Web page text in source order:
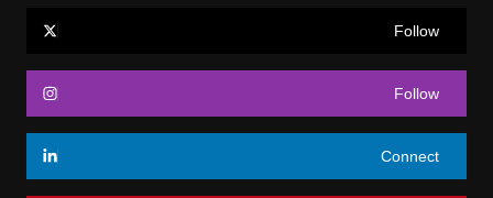
Follow
Follow
Connect